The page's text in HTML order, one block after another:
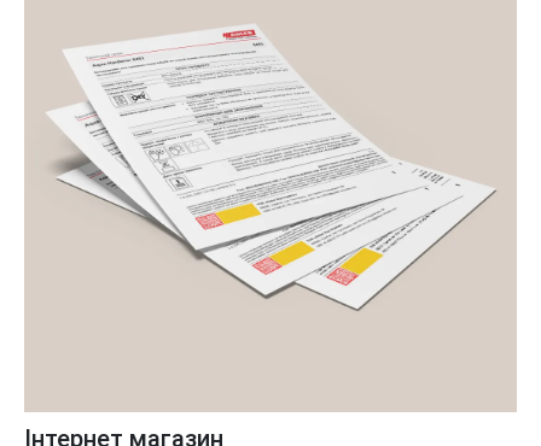
Інтернет магазин